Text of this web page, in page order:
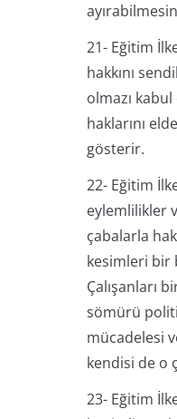
21- Eğitim
hakkını
olmazı
haklarını
gösterir.
22- Eğitim
eylemlilikler
çabalarla
kesimleri bir
Çalışanları
sömürü
mücadelesi
kendisi de o
23- Eğitim